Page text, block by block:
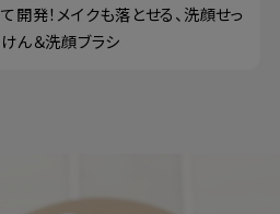
て開発！メイクも落とせる、洗顔せっ
けん＆洗顔ブラシ